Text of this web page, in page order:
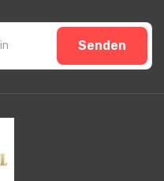
Senden